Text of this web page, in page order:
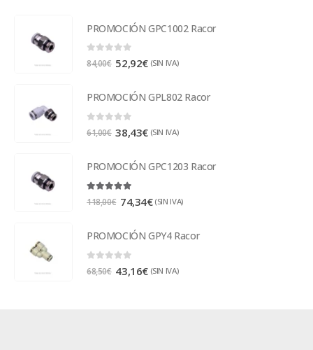
PROMOCIÓN GPC1002 Racor
0 out of 5
84,00€ 52,92€ (SIN IVA)
PROMOCIÓN GPL802 Racor
0 out of 5
61,00€ 38,43€ (SIN IVA)
PROMOCIÓN GPC1203 Racor
118,00€ 74,34€ (SIN IVA)
PROMOCIÓN GPY4 Racor
68,50€ 43,16€ (SIN IVA)